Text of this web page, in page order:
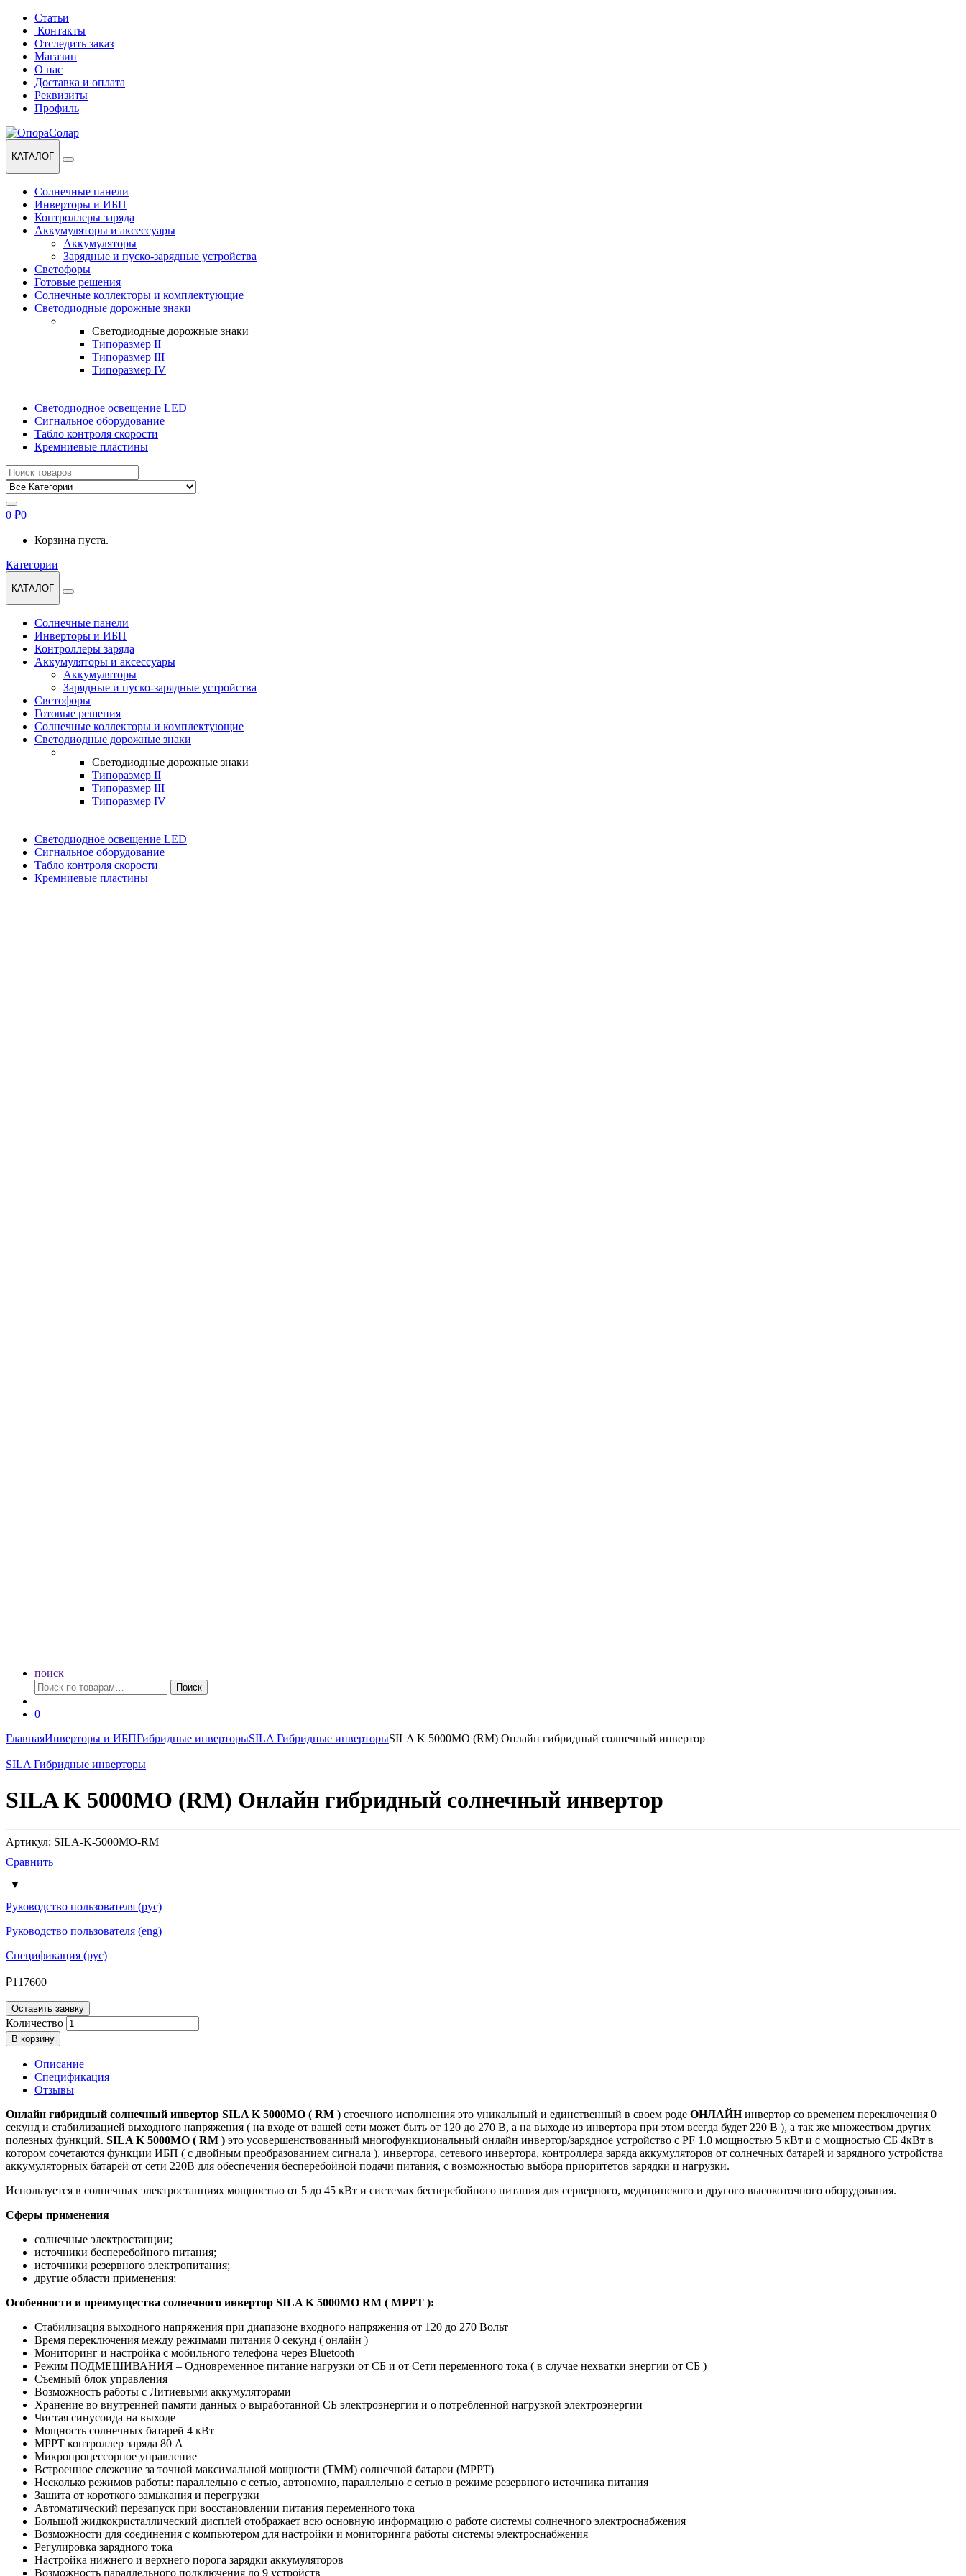
Перейти
навигации
Перейти
содержанию
Статьи
Контакты
Отследить заказ
Магазин
О нас
Доставка и оплата
Реквизиты
Профиль
КАТАЛОГ
Солнечные панели
Инверторы и ИБП
Контроллеры заряда
Аккумуляторы и аксессуары
Аккумуляторы
Зарядные и пуско-зарядные устройства
Светофоры
Готовые решения
Солнечные коллекторы и комплектующие
Светодиодные дорожные знаки
Светодиодные дорожные знаки
Типоразмер II
Типоразмер III
Типоразмер IV
Светодиодное освещение LED
Сигнальное оборудование
Табло контроля скорости
Кремниевые пластины
Найти:
0 ₽0
Корзина пуста.
Категории
КАТАЛОГ
Солнечные панели
Инверторы и ИБП
Контроллеры заряда
Аккумуляторы и аксессуары
Аккумуляторы
Зарядные и пуско-зарядные устройства
Светофоры
Готовые решения
Солнечные коллекторы и комплектующие
Светодиодные дорожные знаки
Светодиодные дорожные знаки
Типоразмер II
Типоразмер III
Типоразмер IV
Светодиодное освещение LED
Сигнальное оборудование
Табло контроля скорости
Кремниевые пластины
поиск
Искать:
Поиск
0
ГлавнаяИнверторы и ИБПГибридные инверторыSILA Гибридные инверторыSILA K 5000MO (RM) Онлайн гибридный солнечный инвертор
SILA Гибридные инверторы
SILA K 5000MO (RM) Онлайн гибридный солнечный инвертор
Артикул: SILA-K-5000MO-RM
Сравнить
Руководство пользователя (рус)
Руководство пользователя (eng)
Спецификация (рус)
₽117600
Оставить заявку
Количество
В корзину
Описание
Спецификация
Отзывы
Онлайн гибридный солнечный инвертор SILA K 5000MO ( RM ) стоечного исполнения это уникальный и единственный в своем роде ОНЛАЙНинвертор со временем переключения 0
секунд и стабилизацией выходного напряжения ( на входе от вашей сети может быть от 120 до 270 В, а на выходе из инвертора при этом всегда будет 220 В ), а так же множеством других
полезных функций. SILA K 5000MO ( RM ) это усовершенствованный многофункциональный онлайн инвертор/зарядное устройство c PF 1.0 мощностью 5 кВт и с мощностью СБ 4кВт в
котором сочетаются функции ИБП ( с двойным преобразованием сигнала ), инвертора, сетевого инвертора, контроллера заряда аккумуляторов от солнечных батарей и зарядного устройства
аккумуляторных батарей от сети 220В для обеспечения бесперебойной подачи питания, с возможностью выбора приоритетов зарядки и нагрузки.
Используется в солнечных электростанциях мощностью от 5 до 45 кВт и системах бесперебойного питания для серверного, медицинского и другого высокоточного оборудования.
Сферы применения
солнечные электростанции;
источники бесперебойного питания;
источники резервного электропитания;
другие области применения;
Особенности и преимущества солнечного инвертор SILA K 5000MO RM ( MPPT ):
Стабилизация выходного напряжения при диапазоне входного напряжения от 120 до 270 Вольт
Время переключения между режимами питания 0 секунд ( онлайн )
Мониторинг и настройка с мобильного телефона через Bluetooth
Режим ПОДМЕШИВАНИЯ – Одновременное питание нагрузки от СБ и от Сети переменного тока ( в случае нехватки энергии от СБ )
Съемный блок управления
Возможность работы с Литиевыми аккумуляторами
Хранение во внутренней памяти данных о выработанной СБ электроэнергии и о потребленной нагрузкой электроэнергии
Чистая синусоида на выходе
Мощность солнечных батарей 4 кВт
MPPT контроллер заряда 80 А
Микропроцессорное управление
Встроенное слежение за точной максимальной мощности (ТММ) солнечной батареи (MPPT)
Несколько режимов работы: параллельно с сетью, автономно, параллельно с сетью в режиме резервного источника питания
Зашита от короткого замыкания и перегрузки
Автоматический перезапуск при восстановлении питания переменного тока
Большой жидкокристаллический дисплей отображает всю основную информацию о работе системы солнечного электроснабжения
Возможности для соединения с компьютером для настройки и мониторинга работы системы электроснабжения
Регулировка зарядного тока
Настройка нижнего и верхнего порога зарядки аккумуляторов
Возможность параллельного подключения до 9 устройств